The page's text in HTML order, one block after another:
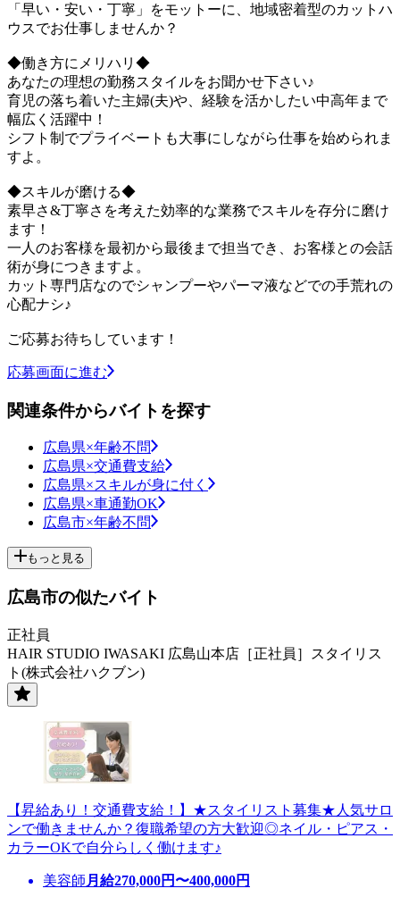
「早い・安い・丁寧」をモットーに、地域密着型のカットハ
ウスでお仕事しませんか？
◆働き方にメリハリ◆
あなたの理想の勤務スタイルをお聞かせ下さい♪
育児の落ち着いた主婦(夫)や、経験を活かしたい中高年まで
幅広く活躍中！
シフト制でプライベートも大事にしながら仕事を始められま
すよ。
◆スキルが磨ける◆
素早さ&丁寧さを考えた効率的な業務でスキルを存分に磨け
ます！
一人のお客様を最初から最後まで担当でき、お客様との会話
術が身につきますよ。
カット専門店なのでシャンプーやパーマ液などでの手荒れの
心配ナシ♪
ご応募お待ちしています！
応募画面に進む
関連条件からバイトを探す
広島県×年齢不問
広島県×交通費支給
広島県×スキルが身に付く
広島県×車通勤OK
広島市×年齢不問
もっと見る
広島市の似たバイト
正社員
HAIR STUDIO IWASAKI 広島山本店［正社員］スタイリス
ト(株式会社ハクブン)
【昇給あり！交通費支給！】★スタイリスト募集★人気サロ
ンで働きませんか？復職希望の方大歓迎◎ネイル・ピアス・
カラーOKで自分らしく働けます♪
美容師 月給270,000円〜400,000円